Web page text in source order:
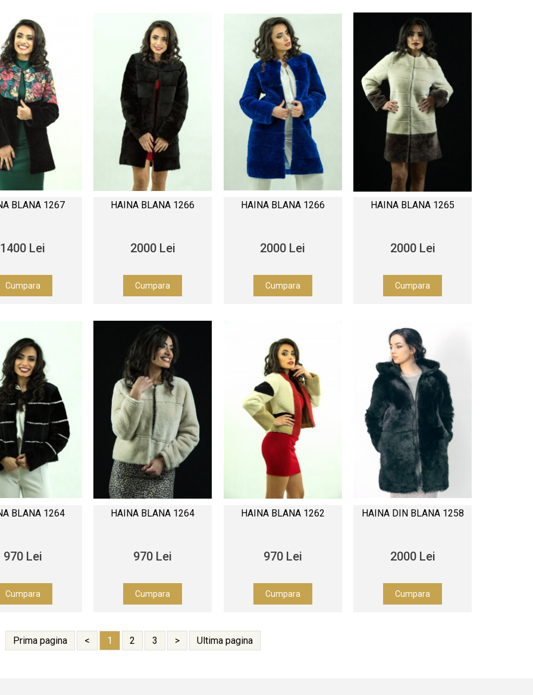
BLANA 1267
1400 Lei
Cumpara
HAINA BLANA 1266
2000 Lei
Cumpara
HAINA BLANA 1266
2000 Lei
Cumpara
HAINA BLANA 1265
2000 Lei
Cumpara
BLANA 1264
970 Lei
Cumpara
HAINA BLANA 1264
970 Lei
Cumpara
HAINA BLANA 1262
970 Lei
Cumpara
HAINA DIN BLANA 1258
2000 Lei
Cumpara
Prima pagina < 1 2 3 > Ultima pagina